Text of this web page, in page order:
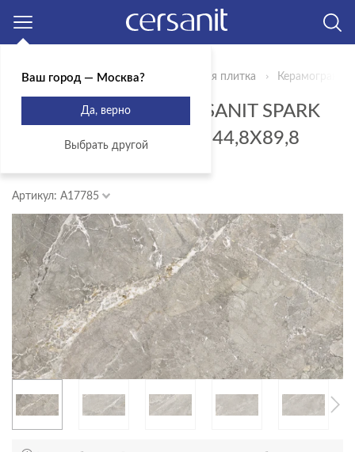
Главная Продукты Керамическая плитка
КЕРАМОГРАНИТ CERSANIT SPARK
СЕРЫЙ РЕКТИФИКАТ 44,8X89,8
Артикул: A17785
Ваш город — Москва?
Да, верно
Выбрать другой